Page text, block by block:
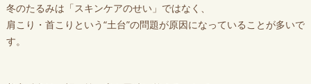
冬のたるみは「スキンケアのせい」ではなく、
肩こり・首こりという“土台”の問題が原因になっていることが多いで
す。